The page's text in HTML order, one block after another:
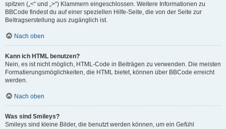
spitzen („<“ und „>“) Klammern eingeschlossen. Weitere Informationen zu
BBCode findest du auf einer speziellen Hilfe-Seite, die von der Seite zur
Beitragserstellung aus zugänglich ist.
Nach oben
Kann ich HTML benutzen?
Nein, es ist nicht möglich, HTML-Code in Beiträgen zu verwenden. Die meisten
Formatierungsmöglichkeiten, die HTML bietet, können über BBCode erreicht
werden.
Nach oben
Was sind Smileys?
Smileys sind kleine Bilder, die benutzt werden können, um ein Gefühl